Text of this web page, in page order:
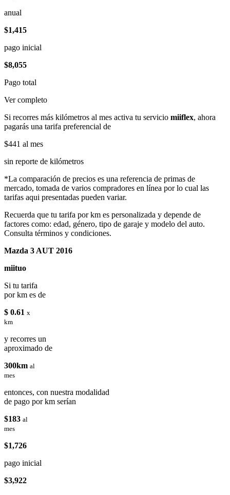
anual
$1,415
pago inicial
$8,055
Pago total
Ver completo
Si recorres más kilómetros al mes activa tu servicio miiflex, ahora
pagarás una tarifa preferencial de
$441 al mes
sin reporte de kilómetros
*La comparación de precios es una referencia de primas de
mercado, tomada de varios compradores en línea por lo cual las
tarifas aqui presentadas pueden variar.
Recuerda que tu tarifa por km es personalizada y depende de
factores como: edad, género, tipo de garaje y modelo del auto.
Consulta términos y condiciones.
Mazda 3 AUT 2016
miituo
Si tu tarifa
por km es de
$ 0.61 x
km
y recorres un
aproximado de
300km al
mes
entonces, con nuestra modalidad
de pago por km serían
$183 al
mes
$1,726
pago inicial
$3,922